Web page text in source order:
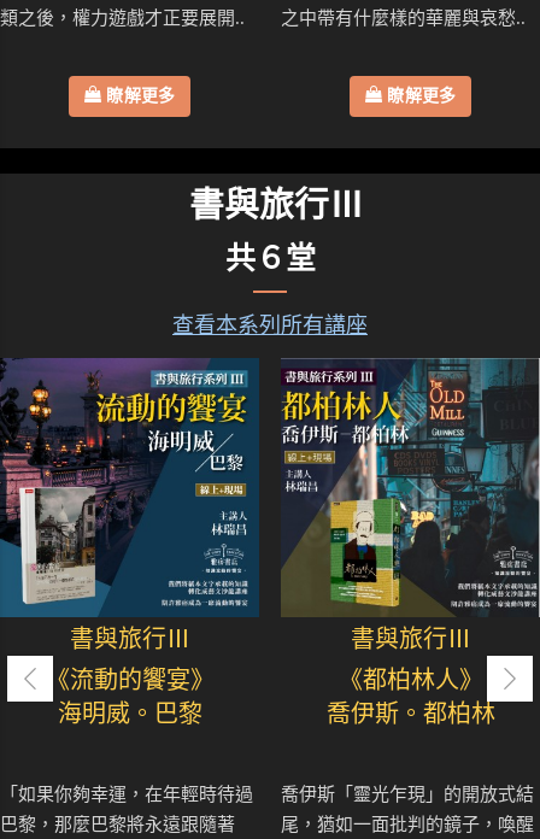
類之後，權力遊戲才正要展開..
瞭解更多
之中帶有什麼樣的華麗與哀愁..
瞭解更多
書與旅行Ⅲ
共６堂
查看本系列所有講座
書與旅行Ⅲ
《流動的饗宴》
海明威。巴黎
「如果你夠幸運，在年輕時待過
巴黎，那麼巴黎將永遠跟隨著
書與旅行Ⅲ
《都柏林人》
喬伊斯。都柏林
喬伊斯「靈光乍現」的開放式結
尾，猶如一面批判的鏡子，喚醒